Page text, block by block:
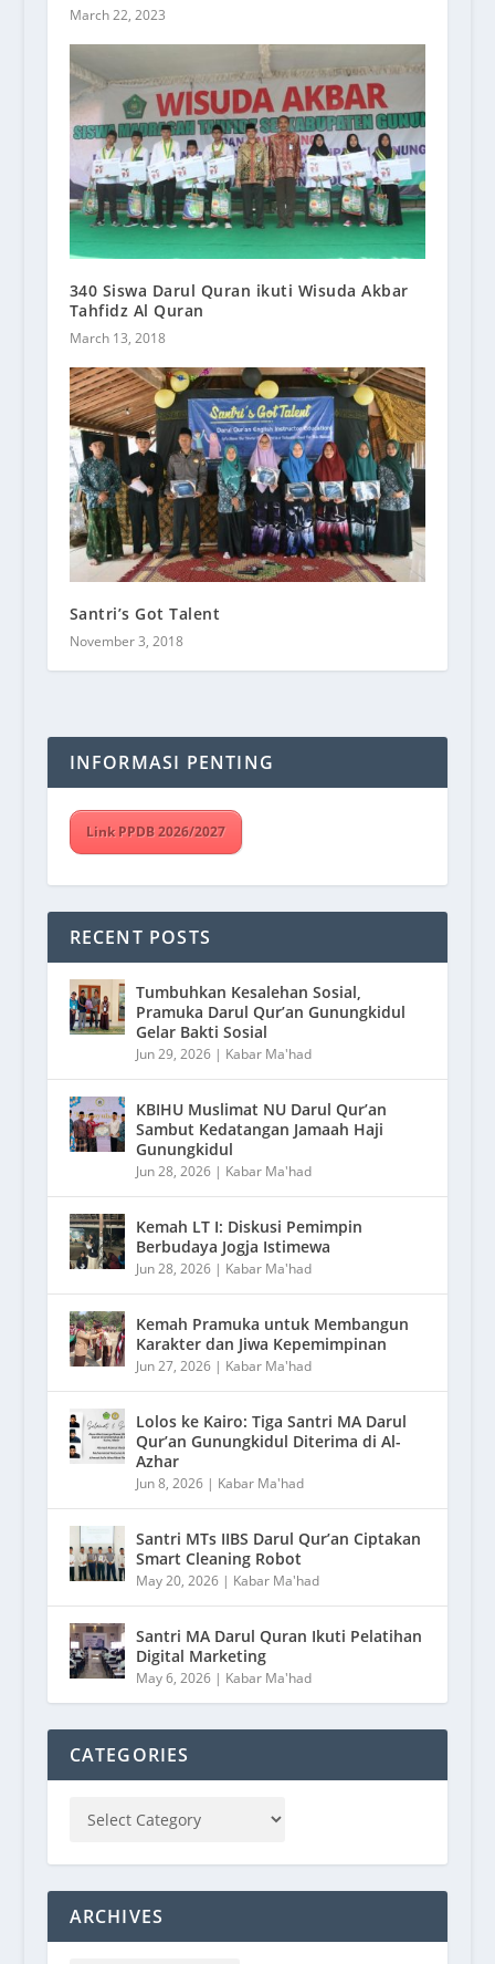
March 22, 2023
340 Siswa Darul Quran ikuti Wisuda Akbar
Tahfidz Al Quran
March 13, 2018
Santri’s Got Talent
November 3, 2018
INFORMASI PENTING
Link PPDB 2026/2027
RECENT POSTS
Tumbuhkan Kesalehan Sosial,
Pramuka Darul Qur’an Gunungkidul
Gelar Bakti Sosial
Jun 29, 2026| Kabar Ma'had
KBIHU Muslimat NU Darul Qur’an
Sambut Kedatangan Jamaah Haji
Gunungkidul
Jun 28, 2026| Kabar Ma'had
Kemah LT I: Diskusi Pemimpin
Berbudaya Jogja Istimewa
Jun 28, 2026| Kabar Ma'had
Kemah Pramuka untuk Membangun
Karakter dan Jiwa Kepemimpinan
Jun 27, 2026| Kabar Ma'had
Lolos ke Kairo: Tiga Santri MA Darul
Qur’an Gunungkidul Diterima di Al-
Azhar
Jun 8, 2026| Kabar Ma'had
Santri MTs IIBS Darul Qur’an Ciptakan
Smart Cleaning Robot
May 20, 2026| Kabar Ma'had
Santri MA Darul Quran Ikuti Pelatihan
Digital Marketing
May 6, 2026| Kabar Ma'had
CATEGORIES
ARCHIVES